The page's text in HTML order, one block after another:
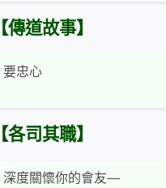
【傳道故事】
要忠心
【各司其職】
深度關懷你的會友—